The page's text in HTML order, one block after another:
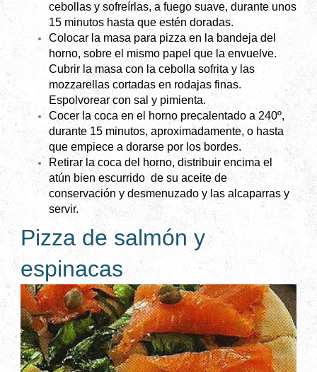
cebollas y sofreírlas, a fuego suave, durante unos
15 minutos hasta que estén doradas.
Colocar la masa para pizza en la bandeja del
horno, sobre el mismo papel que la envuelve.
Cubrir la masa con la cebolla sofrita y las
mozzarellas cortadas en rodajas finas.
Espolvorear con sal y pimienta.
Cocer la coca en el horno precalentado a 240º,
durante 15 minutos, aproximadamente, o hasta
que empiece a dorarse por los bordes.
Retirar la coca del horno, distribuir encima el
atún bien escurrido de su aceite de
conservación y desmenuzado y las alcaparras y
servir.
Pizza de salmón y
espinacas